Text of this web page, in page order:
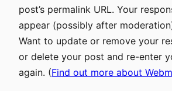
post’s permalink URL. Your
appear (possibly after
Want to update or remove your
or delete your post and re-enter
again. (Find out more about